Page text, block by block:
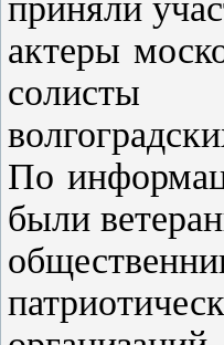
актеры
солисты
По
были